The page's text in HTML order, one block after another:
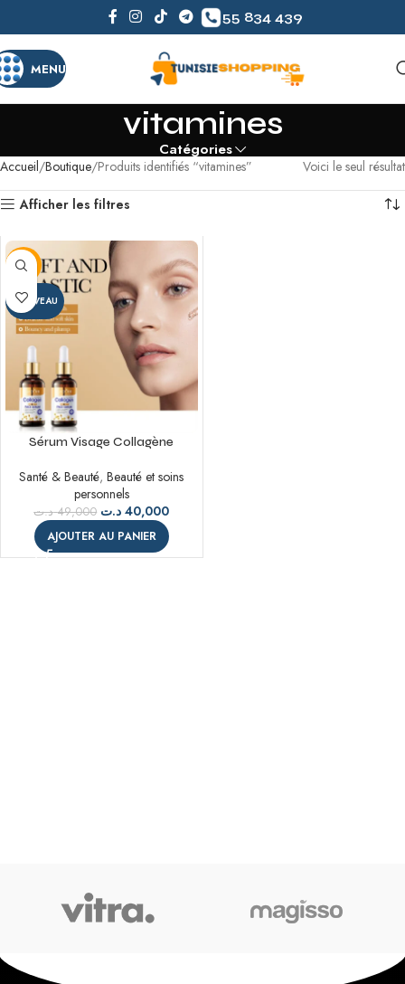
55 834 439
MENU
vitamines
Catégories
Accueil Boutique Produits identifiés “vitamines” Voici le seul résultat
Afficher les filtres
-18%
NOUVEAU
Sérum Visage Collagène
Santé & Beauté,Beauté et soins
personnels
49,000 د.ت 40,000 د.ت
AJOUTER AU PANIER